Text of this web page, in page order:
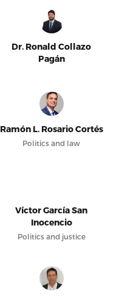
Dr. Ronald Collazo
Pagán
Ramón L. Rosario Cortés
Politics and law
Víctor García San
Inocencio
Politics and justice